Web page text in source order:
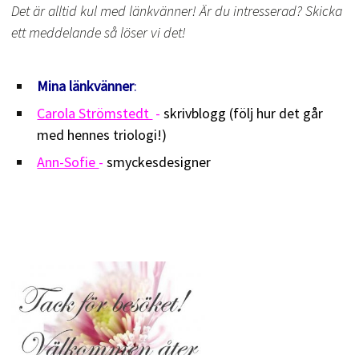
Det är alltid kul med länkvänner! Är du intresserad? Skicka
ett meddelande så löser vi det!
Mina länkvänner:
Carola Strömstedt - skrivblogg (följ hur det går
med hennes triologi!)
Ann-Sofie - smyckesdesigner